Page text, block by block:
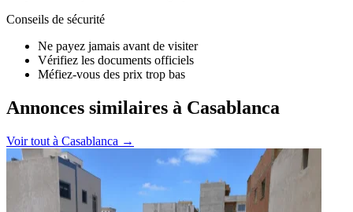
Conseils de sécurité
Ne payez jamais avant de visiter
Vérifiez les documents officiels
Méfiez-vous des prix trop bas
Annonces similaires à Casablanca
Voir tout à Casablanca →